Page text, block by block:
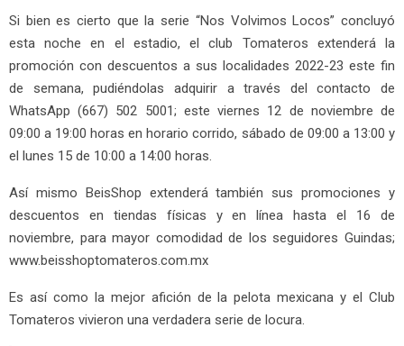
Si bien es cierto que la serie “Nos Volvimos Locos” concluyó
esta noche en el estadio, el club Tomateros extenderá la
promoción con descuentos a sus localidades 2022-23 este fin
de semana, pudiéndolas adquirir a través del contacto de
WhatsApp (667) 502 5001; este viernes 12 de noviembre de
09:00 a 19:00 horas en horario corrido, sábado de 09:00 a 13:00 y
el lunes 15 de 10:00 a 14:00 horas.
Así mismo BeisShop extenderá también sus promociones y
descuentos en tiendas físicas y en línea hasta el 16 de
noviembre, para mayor comodidad de los seguidores Guindas;
www.beisshoptomateros.com.mx
Es así como la mejor afición de la pelota mexicana y el Club
Tomateros vivieron una verdadera serie de locura.